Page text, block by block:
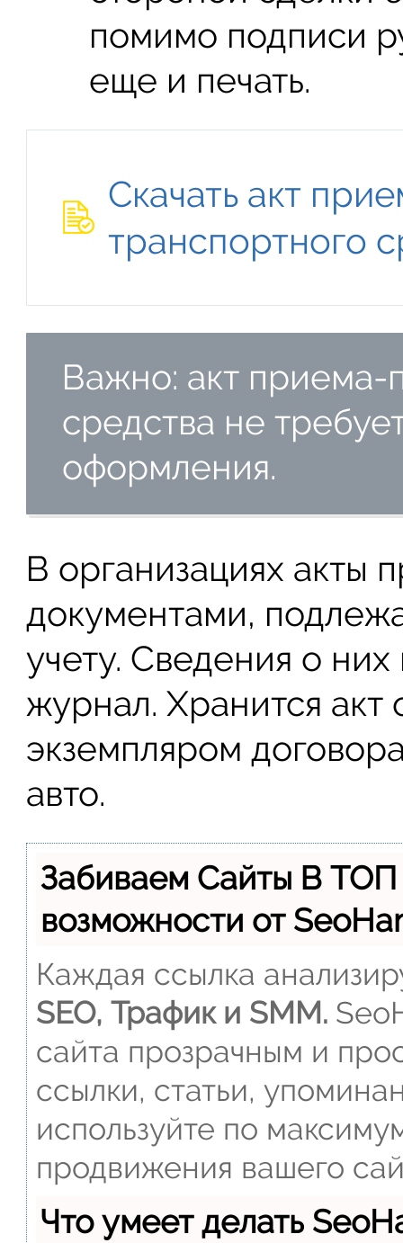
помимо подписи
еще и печать.
Скачать акт
транспортного
Важно: акт приема-
средства не
оформления.
В организациях акты
документами,
учету. Сведения о
журнал. Хранится акт
экземпляром
авто.
Забиваем Сайты В
возможности от
Каждая ссылка
SEO, Трафик и SMM.
сайта прозрачным и
ссылки, статьи,
используйте по
продвижения вашего
Что умеет делать